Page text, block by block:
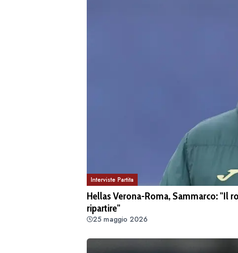
Interviste Partita
Hellas Verona-Roma, Sammarco: "Il
ripartire"
25 maggio 2026